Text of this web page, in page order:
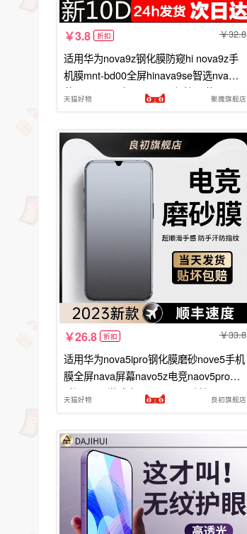
3.8 折扣 32.8
适用华为nova9z钢化膜防窥hi nova9z手
机膜mnt-bd00全屏hinava9se智选nva屏
幕nava9nov贴hin0va9se保护5g莫9z
天猫好物 聚魄旗舰店
26.8 折扣 33.8
适用华为nova5ipro钢化膜磨砂nove5手机
膜全屏nava屏幕navo5z电竞naov5pro防
手汗novai游戏专用glk一al00防摔
天猫好物 良初旗舰店